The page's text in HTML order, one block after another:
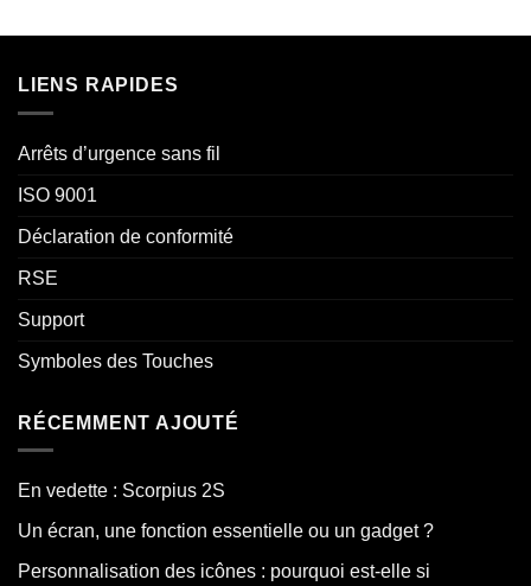
LIENS RAPIDES
Arrêts d’urgence sans fil
ISO 9001
Déclaration de conformité
RSE
Support
Symboles des Touches
RÉCEMMENT AJOUTÉ
En vedette : Scorpius 2S
Un écran, une fonction essentielle ou un gadget ?
Personnalisation des icônes : pourquoi est-elle si